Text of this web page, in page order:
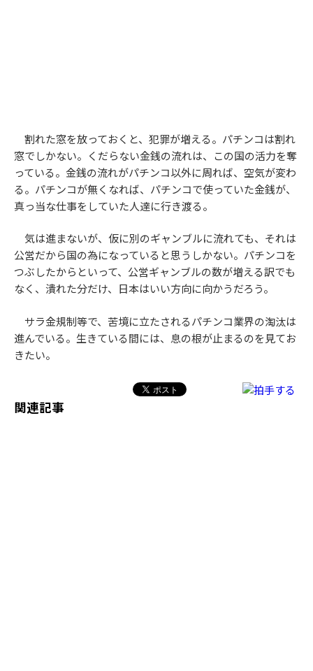
割れた窓を放っておくと、犯罪が増える。パチンコは割れ
窓でしかない。くだらない金銭の流れは、この国の活力を奪
っている。金銭の流れがパチンコ以外に周れば、空気が変わ
る。パチンコが無くなれば、パチンコで使っていた金銭が、
真っ当な仕事をしていた人達に行き渡る。
気は進まないが、仮に別のギャンブルに流れても、それは
公営だから国の為になっていると思うしかない。パチンコを
つぶしたからといって、公営ギャンブルの数が増える訳でも
なく、潰れた分だけ、日本はいい方向に向かうだろう。
サラ金規制等で、苦境に立たされるパチンコ業界の淘汰は
進んでいる。生きている間には、息の根が止まるのを見てお
きたい。
関連記事